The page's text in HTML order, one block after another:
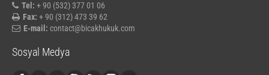
Tel: + 90 (532) 377 01 06
Fax: + 90 (312) 473 39 62
E-mail: contact@bicakhukuk.com
Sosyal Medya